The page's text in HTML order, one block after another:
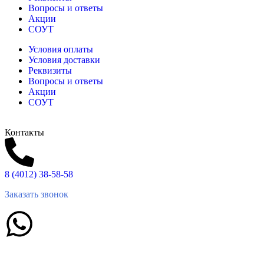
Вопросы и ответы
Акции
СОУТ
Условия оплаты
Условия доставки
Реквизиты
Вопросы и ответы
Акции
СОУТ
Контакты
8 (4012) 38-58-58
Заказать звонок